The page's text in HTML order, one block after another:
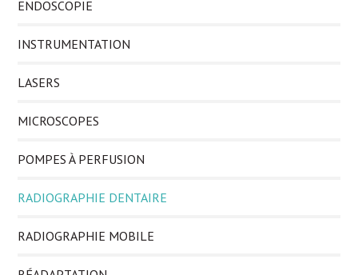
ENDOSCOPIE
INSTRUMENTATION
LASERS
MICROSCOPES
POMPES À PERFUSION
RADIOGRAPHIE DENTAIRE
RADIOGRAPHIE MOBILE